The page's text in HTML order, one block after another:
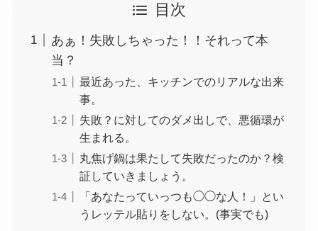
目次
あぁ！失敗しちゃった！！それって本
当？
最近あった、キッチンでのリアルな出来
事。
失敗？に対してのダメ出しで、悪循環が
生まれる。
丸焦げ鍋は果たして失敗だったのか？検
証していきましょう。
「あなたっていっつも◯◯な人！」とい
うレッテル貼りをしない。(事実でも)